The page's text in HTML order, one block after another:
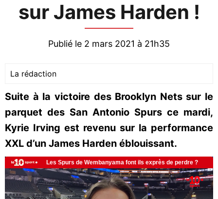
sur James Harden !
Publié le 2 mars 2021 à 21h35
La rédaction
Suite à la victoire des Brooklyn Nets sur le
parquet des San Antonio Spurs ce mardi,
Kyrie Irving est revenu sur la performance
XXL d’un James Harden éblouissant.